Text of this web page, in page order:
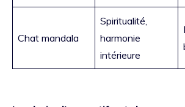
Chat mandala
Spiritualité,
harmonie
intérieure